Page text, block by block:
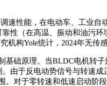
速性能，在电动车、工业
性（在高温、振动和油污
构Yole统计，2024年无
基础原理。当BLDC电机转
由于反电动势信号与转速
。对于零转速和低速启动